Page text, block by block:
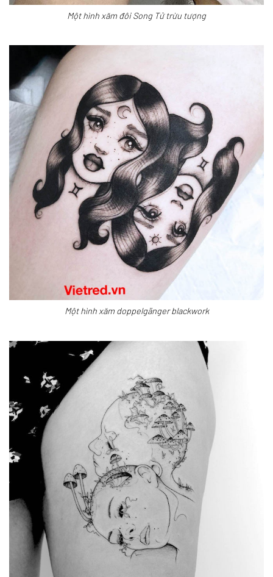
Một hình xăm đôi Song Tử trừu tượng
Một hình xăm doppelgänger blackwork